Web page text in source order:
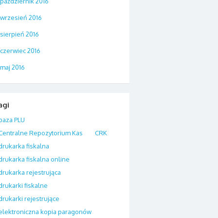
wrzesień 2016
sierpień 2016
czerwiec 2016
maj 2016
PLU
Repozytorium Kas
CRK
fiskalna
fiskalna online
rejestrująca
fiskalne
rejestrujące
kopia paragonów